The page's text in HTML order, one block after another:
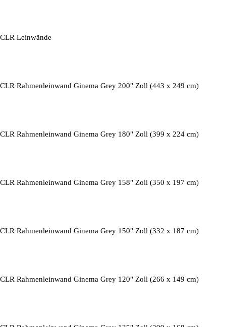
CLR Leinwände
CLR Rahmenleinwand Ginema Grey 200" Zoll (443 x 249 cm)
CLR Rahmenleinwand Ginema Grey 180" Zoll (399 x 224 cm)
CLR Rahmenleinwand Ginema Grey 158" Zoll (350 x 197 cm)
CLR Rahmenleinwand Ginema Grey 150" Zoll (332 x 187 cm)
CLR Rahmenleinwand Ginema Grey 120" Zoll (266 x 149 cm)